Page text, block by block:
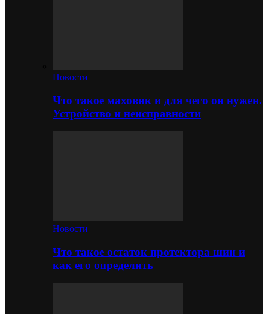
Новости
Что такое маховик и для чего он нужен.
Устройство и неисправности
Новости
Что такое остаток протектора шин и
как его определить